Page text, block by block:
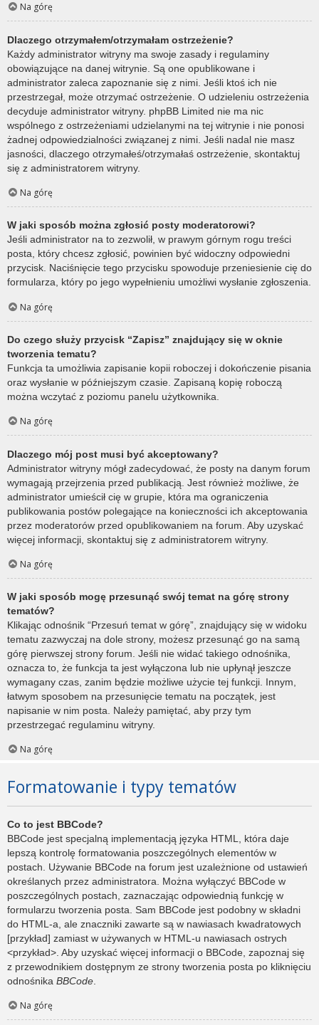
Na górę
Dlaczego otrzymałem/otrzymałam ostrzeżenie?
Każdy administrator witryny ma swoje zasady i regulaminy
obowiązujące na danej witrynie. Są one opublikowane i
administrator zaleca zapoznanie się z nimi. Jeśli ktoś ich nie
przestrzegał, może otrzymać ostrzeżenie. O udzieleniu ostrzeżenia
decyduje administrator witryny. phpBB Limited nie ma nic
wspólnego z ostrzeżeniami udzielanymi na tej witrynie i nie ponosi
żadnej odpowiedzialności związanej z nimi. Jeśli nadal nie masz
jasności, dlaczego otrzymałeś/otrzymałaś ostrzeżenie, skontaktuj
się z administratorem witryny.
Na górę
W jaki sposób można zgłosić posty moderatorowi?
Jeśli administrator na to zezwolił, w prawym górnym rogu treści
posta, który chcesz zgłosić, powinien być widoczny odpowiedni
przycisk. Naciśnięcie tego przycisku spowoduje przeniesienie cię do
formularza, który po jego wypełnieniu umożliwi wysłanie zgłoszenia.
Na górę
Do czego służy przycisk “Zapisz” znajdujący się w oknie
tworzenia tematu?
Funkcja ta umożliwia zapisanie kopii roboczej i dokończenie pisania
oraz wysłanie w późniejszym czasie. Zapisaną kopię roboczą
można wczytać z poziomu panelu użytkownika.
Na górę
Dlaczego mój post musi być akceptowany?
Administrator witryny mógł zadecydować, że posty na danym forum
wymagają przejrzenia przed publikacją. Jest również możliwe, że
administrator umieścił cię w grupie, która ma ograniczenia
publikowania postów polegające na konieczności ich akceptowania
przez moderatorów przed opublikowaniem na forum. Aby uzyskać
więcej informacji, skontaktuj się z administratorem witryny.
Na górę
W jaki sposób mogę przesunąć swój temat na górę strony
tematów?
Klikając odnośnik “Przesuń temat w górę”, znajdujący się w widoku
tematu zazwyczaj na dole strony, możesz przesunąć go na samą
górę pierwszej strony forum. Jeśli nie widać takiego odnośnika,
oznacza to, że funkcja ta jest wyłączona lub nie upłynął jeszcze
wymagany czas, zanim będzie możliwe użycie tej funkcji. Innym,
łatwym sposobem na przesunięcie tematu na początek, jest
napisanie w nim posta. Należy pamiętać, aby przy tym
przestrzegać regulaminu witryny.
Na górę
Formatowanie i typy tematów
Co to jest BBCode?
BBCode jest specjalną implementacją języka HTML, która daje
lepszą kontrolę formatowania poszczególnych elementów w
postach. Używanie BBCode na forum jest uzależnione od ustawień
określanych przez administratora. Można wyłączyć BBCode w
poszczególnych postach, zaznaczając odpowiednią funkcję w
formularzu tworzenia posta. Sam BBCode jest podobny w składni
do HTML-a, ale znaczniki zawarte są w nawiasach kwadratowych
[przykład] zamiast w używanych w HTML-u nawiasach ostrych
<przykład>. Aby uzyskać więcej informacji o BBCode, zapoznaj się
z przewodnikiem dostępnym ze strony tworzenia posta po kliknięciu
odnośnika BBCode
Na górę